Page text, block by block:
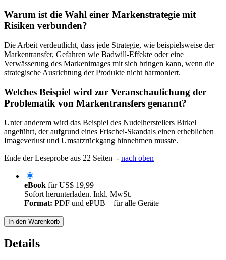
Warum ist die Wahl einer Markenstrategie mit
Risiken verbunden?
Die Arbeit verdeutlicht, dass jede Strategie, wie beispielsweise der
Markentransfer, Gefahren wie Badwill-Effekte oder eine
Verwässerung des Markenimages mit sich bringen kann, wenn die
strategische Ausrichtung der Produkte nicht harmoniert.
Welches Beispiel wird zur Veranschaulichung der
Problematik von Markentransfers genannt?
Unter anderem wird das Beispiel des Nudelherstellers Birkel
angeführt, der aufgrund eines Frischei-Skandals einen erheblichen
Imageverlust und Umsatzrückgang hinnehmen musste.
Ende der Leseprobe aus 22 Seiten - nach oben
eBook fürUS$ 19,99
Sofort herunterladen. Inkl. MwSt.
Format: PDF und ePUB – für alle Geräte
In den Warenkorb
Details